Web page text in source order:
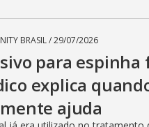
BRASIL/29/07/2026
para espinha
explica
ajuda